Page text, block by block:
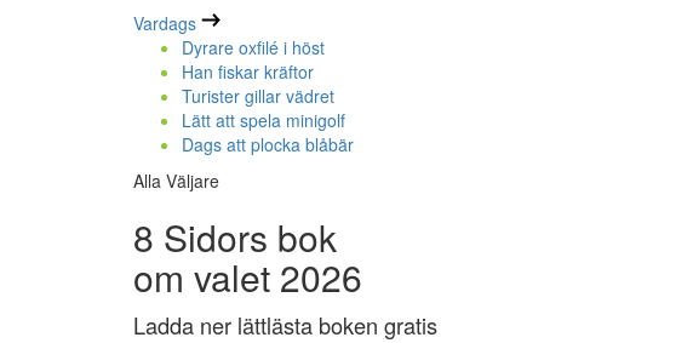
Vardags
Dyrare oxfilé i höst
Han fiskar kräftor
Turister gillar vädret
Lätt att spela minigolf
Dags att plocka blåbär
Alla Väljare
8 Sidors bok
om valet 2026
Ladda ner lättlästa boken gratis